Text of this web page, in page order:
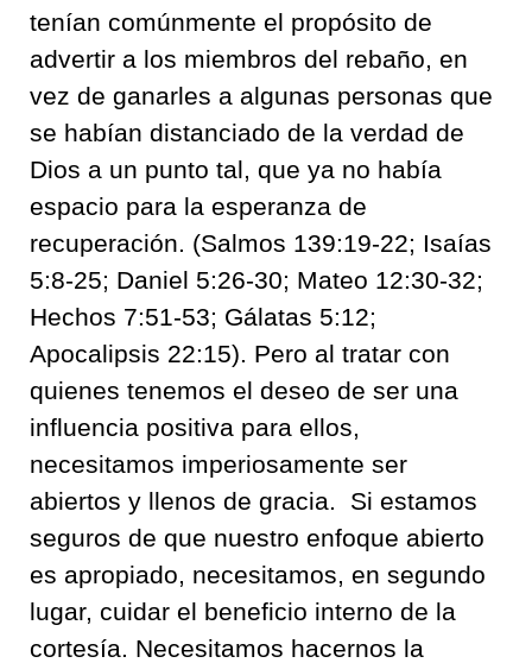
tenían comúnmente el propósito de
advertir a los miembros del rebaño en
vez de ganarles a algunas personas que
se habían distanciado de la verdad de
Dios a un punto tal, que ya no había
espacio para la esperanza de
recuperación
(Salmos 139:19-22; Isaías
5:8-25; Daniel 5:26-30; Mateo 12:30-32;
Hechos 7:51-53; Gálatas 5:12;
Apocalipsis 22:15). Pero al tratar con
quienes tenemos el deseo de ser una
influencia positiva para ellos
necesitamos imperiosamente ser
abiertos y llenos de gracia
Si estamos
seguros de que nuestro enfoque abierto
es apropiado
necesitamos, en segundo
lugar, cuidar el beneficio interno de la
cortesía
Necesitamos hacernos la